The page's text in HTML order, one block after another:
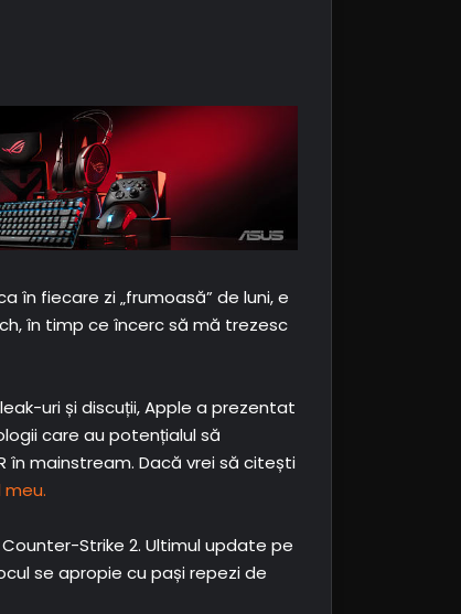
în fiecare zi „frumoasă” de luni, e
în timp ce încerc să mă trezesc
uri și discuții, Apple a prezentat
care au potențialul să
în mainstream. Dacă vrei să citești
Strike 2. Ultimul update pe
se apropie cu pași repezi de